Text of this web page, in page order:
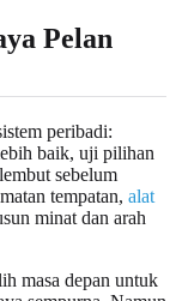
Pelan
peribadi:
baik, uji pilihan
sebelum
tempatan, alat
minat dan arah
masa depan untuk